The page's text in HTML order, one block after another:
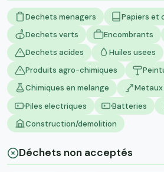
Dechets menagers
Papiers et
Dechets verts
Encombrants
Dechets acides
Huiles usees
Produits agro-chimiques
Chimiques en melange
Piles electriques
Batteries
Construction/demolition
Déchets non acceptés